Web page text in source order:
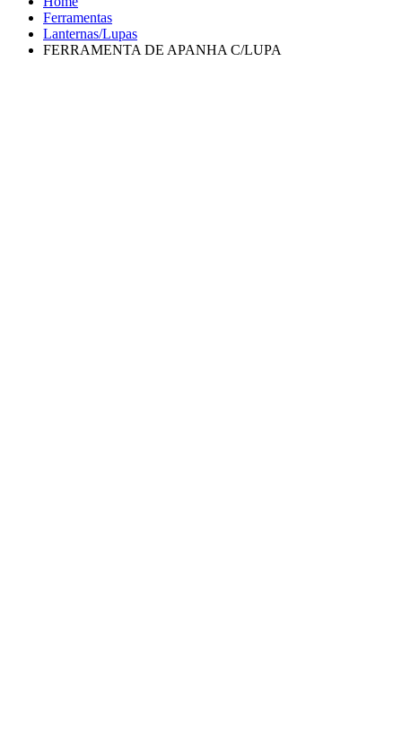
Ferramentas
Lanternas/Lupas
FERRAMENTA DE APANHA C/LUPA